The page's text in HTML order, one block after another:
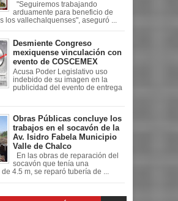
"Seguiremos trabajando
arduamente para beneficio de
los vallechalquenses", aseguró ...
Desmiente Congreso
mexiquense vinculación con
evento de COSCEMEX
Acusa Poder Legislativo uso
indebido de su imagen en la
publicidad del evento de entrega
Obras Públicas concluye los
trabajos en el socavón de la
Av. Isidro Fabela Municipio
Valle de Chalco
En las obras de reparación del
socavón que tenía una
4.5 m, se reparó tubería de ...